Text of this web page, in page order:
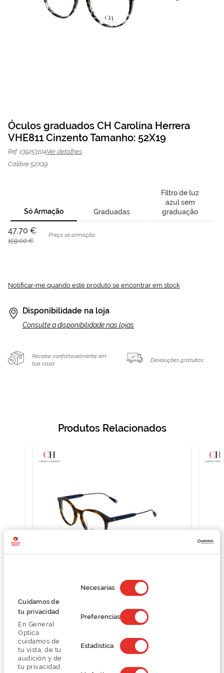
Cuidamos de
tu privacidad
En General
Optica
cuidamos de
tu vista, de tu
audición y de
tu privacidad,
de
consentimiento
Necesarias
Preferencias
Estadística
Óculos graduados CH
Carolina Herrera
VHE811 Cinzento | Mais
47,70 €O preço inclui apenas a
para
o
início
Galeria
de
Óculos graduados CH Carolina Herrera
VHE811 Cinzento Tamanho: 52X19
Ref: 139253104Ver detalhes
Calibre 52X19
Só Armação
47,70 €
159,00 €
Preço só armação
Graduadas
Filtro de luz
azul sem
graduação
Notificar-me quando este produto se encontrar em stock
Disponibilidade na loja
Consulte a disponibilidade nas lojas
Recebe confortavelmente em
tua casa
Devoluções gratuitas
Produtos Relacionados
CH Carolina Herrera OCCH.VISTA CAROLINA
O preço inclui apenas a armação
63,60 €